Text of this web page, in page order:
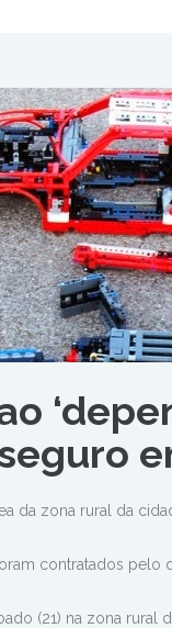
da zona rural da
contratados pelo
(21) na zona rural